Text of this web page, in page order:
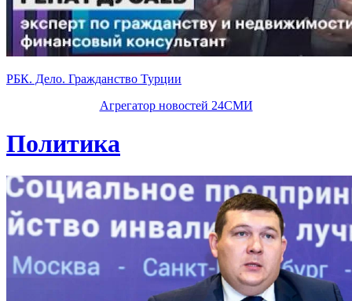
РБК. Дело. Гражданство Турции
Агрегатор новостей 24СМИ
Политика